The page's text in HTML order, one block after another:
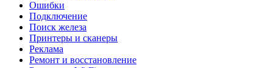
Ошибки
Подключение
Поиск железа
Принтеры и сканеры
Реклама
Ремонт и восстановление